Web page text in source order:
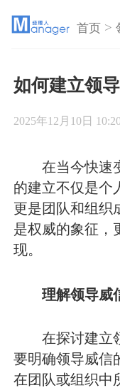
首页 >
如何建立领
2025年12月10日
在当今快速变
的建立不仅是个
更是团队和组织
是权威的象征，
现。
理解领导威
在探讨建立领
要明确领导威信
在团队或组织中